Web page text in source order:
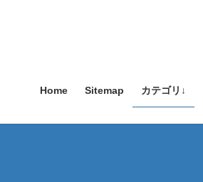
Home Sitemap カテゴリ↓